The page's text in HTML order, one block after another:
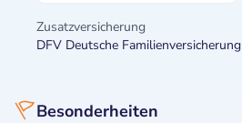
Zusatzversicherung
DFV Deutsche Familienversicherung
Besonderheiten